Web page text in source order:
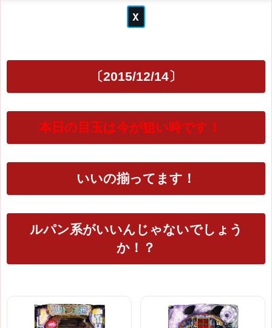
〔2015/12/14〕
本日の目玉は今が狙い時です！
いいの揃ってます！
ルパン系がいいんじゃないでしょう
か！？